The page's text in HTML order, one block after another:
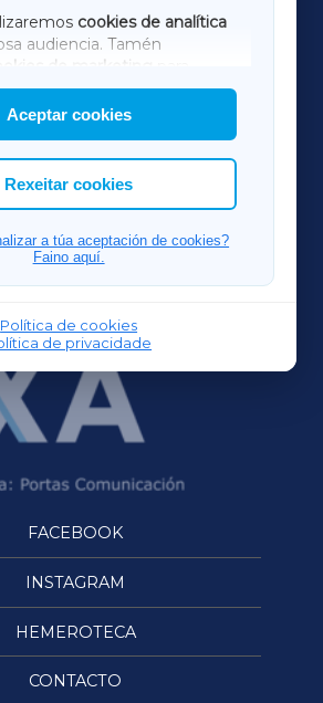
cookies de analítica
audiencia. Tamén
de marketing
de terceiros.
personalizar a elección das
permitir.
Aceptar cookies
Rexeitar cookies
a túa aceptación de cookies?
Faino aquí.
Política de cookies
de privacidade
AMARIÑAXA
RIBEIRASACRAXA
ACORUÑAXA
FERROLXA
OURENSEXA
FACEBOOK
INSTAGRAM
HEMEROTECA
CONTACTO